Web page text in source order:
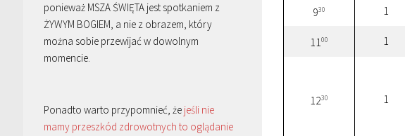
930 1
1100 1
1230 1
ponieważ MSZA ŚWIĘTA jest spotkaniem z
ŻYWYM BOGIEM, a nie z obrazem, który
można sobie przewijać w dowolnym
momencie.
Ponadto warto przypomnieć, że jeśli nie
mamy przeszkód zdrowotnych to oglądanie